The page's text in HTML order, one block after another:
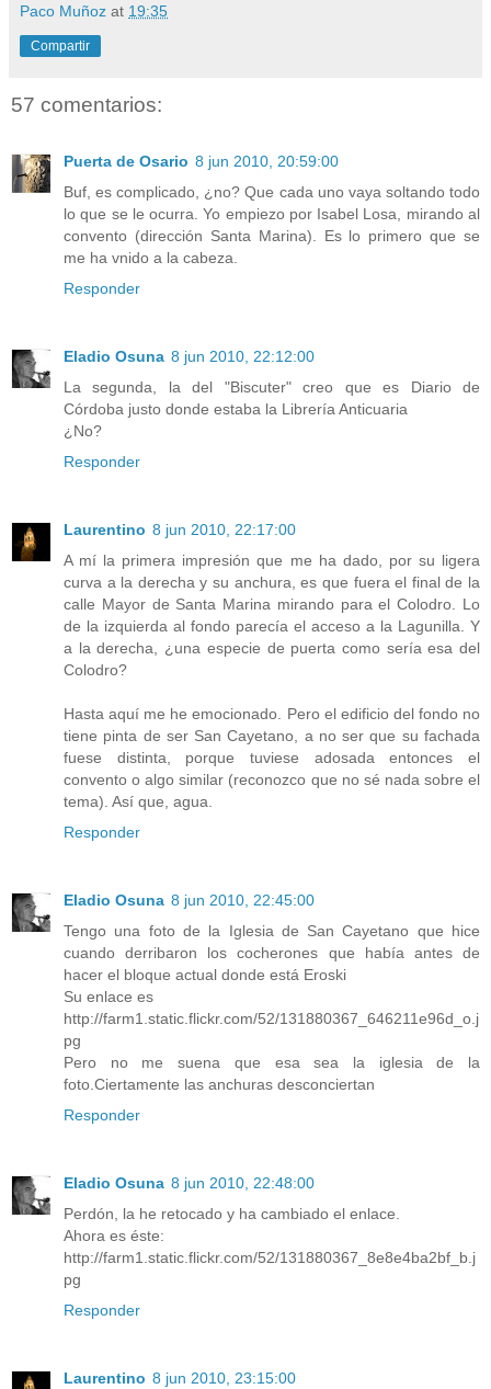
Paco Muñoz at 19:35
Compartir
57 comentarios:
Puerta de Osario 8 jun 2010, 20:59:00
Buf, es complicado, ¿no? Que cada uno vaya soltando todo
lo que se le ocurra. Yo empiezo por Isabel Losa, mirando al
convento (dirección Santa Marina). Es lo primero que se
me ha vnido a la cabeza.
Responder
Eladio Osuna 8 jun 2010, 22:12:00
La segunda, la del "Biscuter" creo que es Diario de
Córdoba justo donde estaba la Librería Anticuaria
¿No?
Responder
Laurentino 8 jun 2010, 22:17:00
A mí la primera impresión que me ha dado, por su ligera
curva a la derecha y su anchura, es que fuera el final de la
calle Mayor de Santa Marina mirando para el Colodro. Lo
de la izquierda al fondo parecía el acceso a la Lagunilla. Y
a la derecha, ¿una especie de puerta como sería esa del
Colodro?
Hasta aquí me he emocionado. Pero el edificio del fondo no
tiene pinta de ser San Cayetano, a no ser que su fachada
fuese distinta, porque tuviese adosada entonces el
convento o algo similar (reconozco que no sé nada sobre el
tema). Así que, agua.
Responder
Eladio Osuna 8 jun 2010, 22:45:00
Tengo una foto de la Iglesia de San Cayetano que hice
cuando derribaron los cocherones que había antes de
hacer el bloque actual donde está Eroski
Su enlace es
http://farm1.static.flickr.com/52/131880367_646211e96d_o.j
pg
Pero no me suena que esa sea la iglesia de la
foto.Ciertamente las anchuras desconciertan
Responder
Eladio Osuna 8 jun 2010, 22:48:00
Perdón, la he retocado y ha cambiado el enlace.
Ahora es éste:
http://farm1.static.flickr.com/52/131880367_8e8e4ba2bf_b.j
pg
Responder
Laurentino 8 jun 2010, 23:15:00